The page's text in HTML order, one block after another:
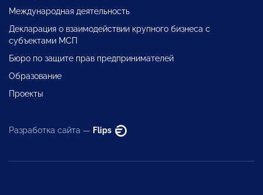
Международная деятельность
Декларация о взаимодействии крупного бизнеса с
субъектами МСП
Бюро по защите прав предпринимателей
Образование
Проекты
Разработка сайта — Flips